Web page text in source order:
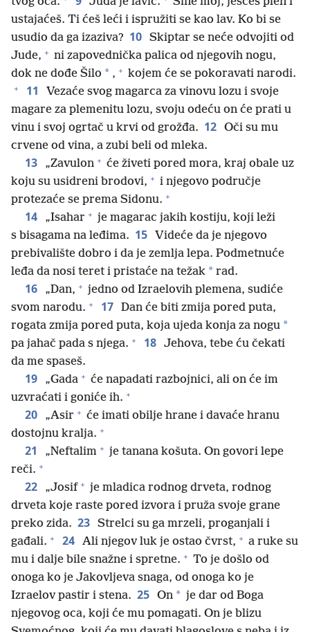
ustajaćeš. Ti ćeš leći i ispružiti se kao lav. Ko bi se
usudio da ga izaziva? 10 Skiptar se neće odvojiti od
Jude, + ni zapovednička palica od njegovih nogu,
dok ne dođe Šilo * , + kojem će se pokoravati narodi.
+ 11
Vezaće svog magarca za vinovu lozu i svoje
magare za plemenitu lozu, svoju odeću on će prati u
vinu i svoj ogrtač u krvi od grožđa. 12 Oči su mu
crvene od vina, a zubi beli od mleka.
13 „Zavulon + će živeti pored mora, kraj obale uz
koju su usidreni brodovi, + i njegovo područje
protezaće se prema Sidonu. +
14 „Isahar + je magarac jakih kostiju, koji leži
s bisagama na leđima. 15
Videće da je njegovo
prebivalište dobro i da je zemlja lepa. Podmetnuće
leđa da nosi teret i pristaće na težak * rad.
16 „Dan, + jedno od Izraelovih plemena, sudiće
svom narodu. + 17 Dan će biti zmija pored puta,
rogata zmija pored puta, koja ujeda konja za nogu *
pa jahač pada s njega. + 18 Jehova, tebe ću čekati
da me spaseš.
19 „Gada + će napadati razbojnici, ali on će im
uzvraćati i goniće ih. +
20 „Asir + će imati obilje hrane i davaće hranu
dostojnu kralja. +
21 „Neftalim + je tanana košuta. On govori lepe
reči. +
22 „Josif + je mladica rodnog drveta, rodnog
drveta koje raste pored izvora i pruža svoje grane
preko zida. 23 Strelci su ga mrzeli, proganjali i
gađali. + 24 Ali njegov luk je ostao čvrst, + a ruke su
mu i dalje bile snažne i spretne. + To je došlo od
onoga ko je Jakovljeva snaga, od onoga ko je
Izraelov pastir i stena. 25 On * je dar od Boga
njegovog oca, koji će mu pomagati. On je blizu